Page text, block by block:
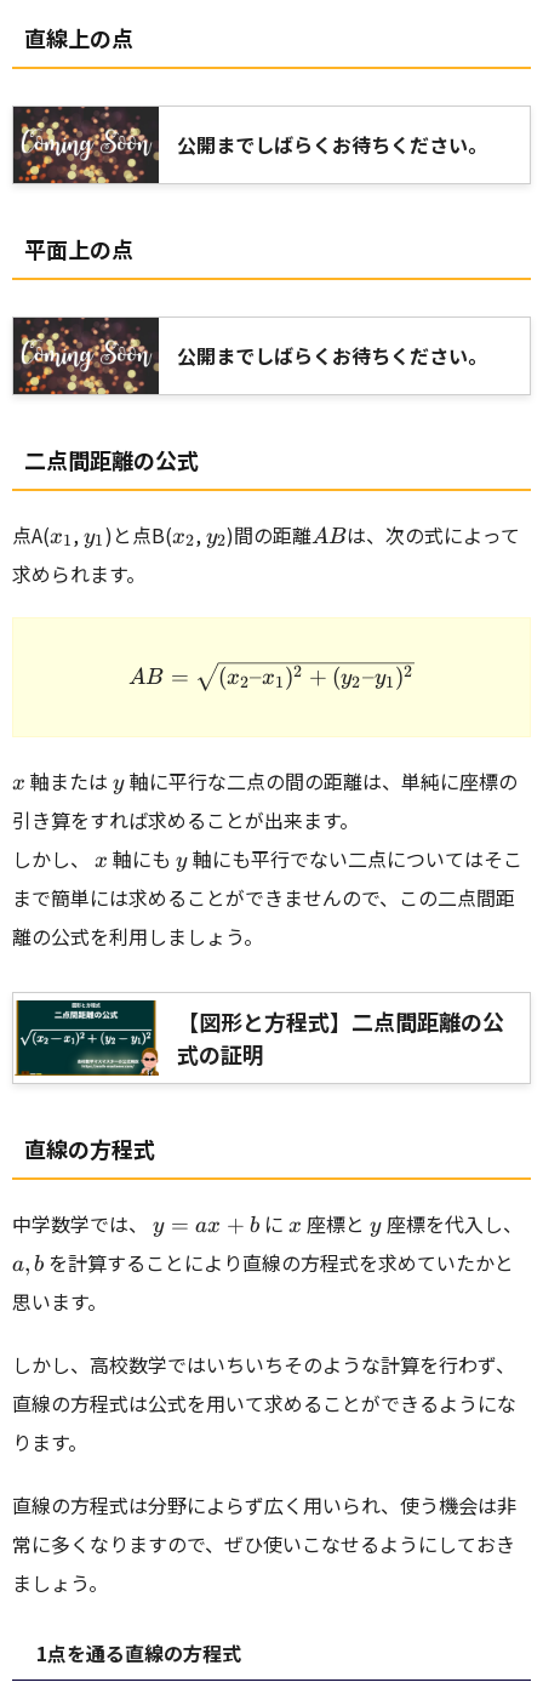
直線上の点
公開までしばらくお待ちください。
平面上の点
公開までしばらくお待ちください。
二点間距離の公式
点A(x_1
x1, y_1
y1)と点B(x_2
x2, y_2
y2)間の距離 AB
A Bは、次の式によって
求められます。
\begin{array}{rcl} AB =
AB = (x2–x1)2 + (y2–y1)2
x
x 軸または y
y軸に平行な二点の間の距離は、単純に座標の
引き算をすれば求めることが出来ます。
しかし、 x
x 軸にも y
y軸にも平行でない二点についてはそこ
まで簡単には求めることができませんので、この二点間距
離の公式を利用しましょう。
【図形と方程式】二点間距離の公
式の証明
直線の方程式
中学数学では、 y=ax+b
y = ax + b にx
x 座標とy
y座標を代入し、
a, b を計算することにより直線の方程式を求めていたかと
思います。
しかし、高校数学ではいちいちそのような計算を行わず、
直線の方程式は公式を用いて求めることができるようにな
ります。
直線の方程式は分野によらず広く用いられ、使う機会は非
常に多くなりますので、ぜひ使いこなせるようにしておき
ましょう。
1点を通る直線の方程式